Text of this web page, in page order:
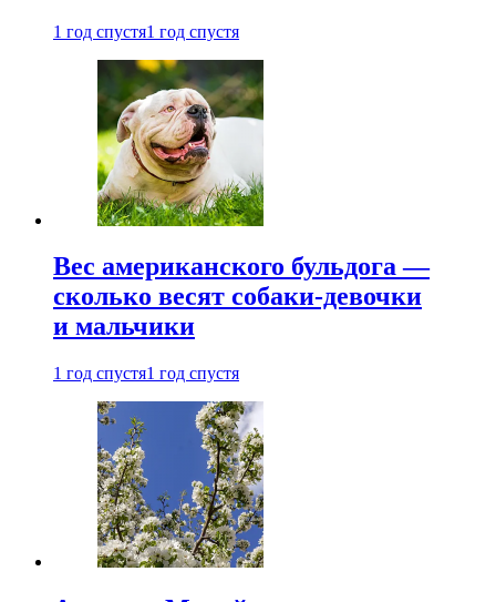
1 год спустя1 год спустя
Вес американского бульдога —
сколько весят собаки-девочки
и мальчики
1 год спустя1 год спустя